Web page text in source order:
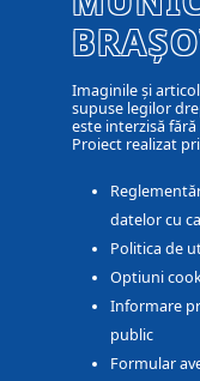
Imaginile și
supuse legilor
este interzisă
Proiect realizat
datelor cu
Politica de
Optiuni
Informare
public
Formular